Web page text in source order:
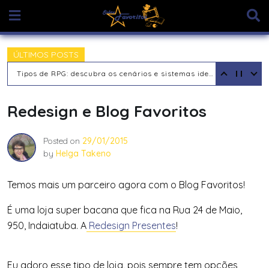
content
ÚLTIMOS POSTS
Tipos de Jogadores de RPG de Mesa: descubra seu arquétipo
Redesign e Blog Favoritos
Posted on 29/01/2015
by Helga Takeno
Temos mais um parceiro agora com o Blog Favoritos!
É uma loja super bacana que fica na Rua 24 de Maio,
950, Indaiatuba. A Redesign Presentes!
Eu adoro esse tipo de loja, pois sempre tem opções